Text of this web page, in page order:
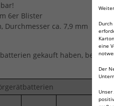
eine
Der
6er Blister
Durchmesser ca. 7,9 mm
gekauft haben,